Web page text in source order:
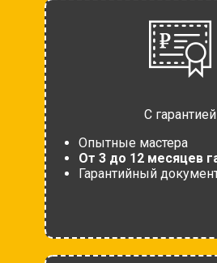
С гарантией
Опытные мастера
От 3 до 12 месяцев
Гарантийный